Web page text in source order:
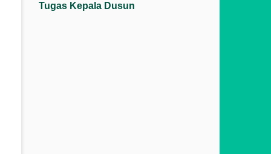
Tugas Kepala Dusun